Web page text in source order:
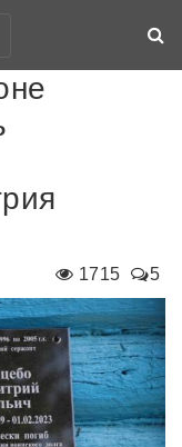
1715 5